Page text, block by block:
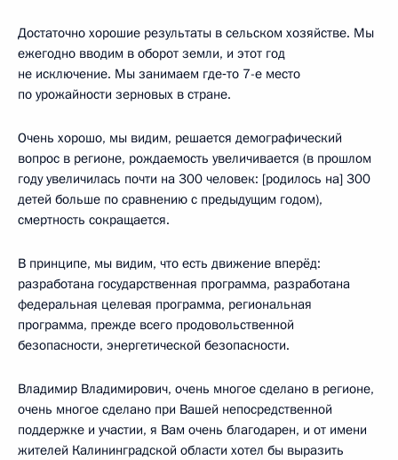
Достаточно хорошие результаты в сельском хозяйстве. Мы
ежегодно вводим в оборот земли, и этот год
не исключение. Мы занимаем где‑то 7-е место
по урожайности зерновых в стране.
Очень хорошо, мы видим, решается демографический
вопрос в регионе, рождаемость увеличивается (в прошлом
году увеличилась почти на 300 человек: [родилось на] 300
детей больше по сравнению с предыдущим годом),
смертность сокращается.
В принципе, мы видим, что есть движение вперёд:
разработана государственная программа, разработана
федеральная целевая программа, региональная
программа, прежде всего продовольственной
безопасности, энергетической безопасности.
Владимир Владимирович, очень многое сделано в регионе,
очень многое сделано при Вашей непосредственной
поддержке и участии, я Вам очень благодарен, и от имени
жителей Калининградской области хотел бы выразить